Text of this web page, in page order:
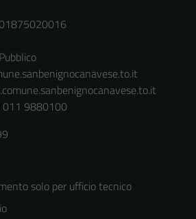
011 9880100
solo per ufficio tecnico